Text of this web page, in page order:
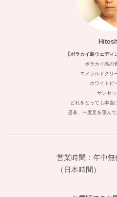
【ボラカイ島ウェディ
ボラカイ島の
エメラルドグリ
ホワイトビ
サンセッ
どれをとっても本当
是非、一度足を運んで
営業時間：年中無
（日本時間）